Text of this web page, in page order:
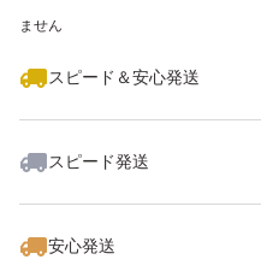
ません
スピード＆安心発送
スピード発送
安心発送